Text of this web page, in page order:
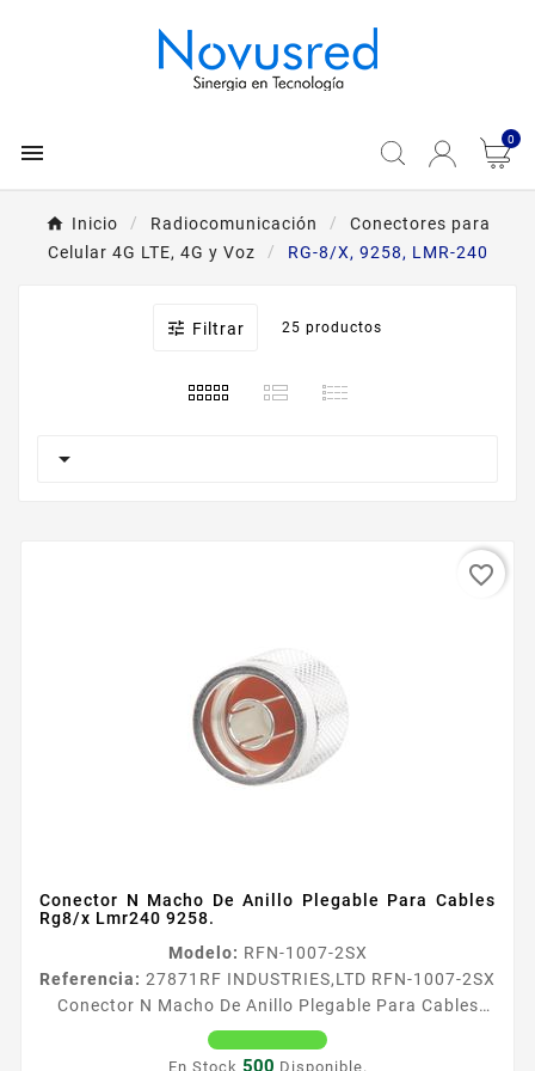
 0
Inicio Radiocomunicación
Conectores para
Celular 4G LTE, 4G y Voz
RG-8/X, 9258, LMR-240
 Filtrar 25 productos

Conector N Macho De Anillo Plegable Para Cables
Rg8/x Lmr240 9258.
Modelo: RFN-1007-2SX
Referencia: 27871 RF INDUSTRIES,LTD RFN-1007-2SX
Conector N Macho De Anillo Plegable Para Cables
Rg8/x Lmr240 9258. Conector N Macho de anillo
plegable para cables RG8X LMR240 Tipo de Conector
En Stock 500 Disponible.
favorite_border